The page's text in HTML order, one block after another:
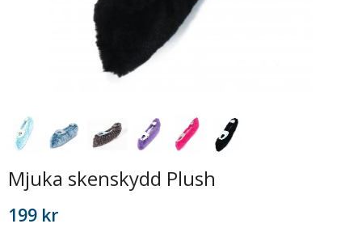
Mjuka skenskydd Plush
199 kr